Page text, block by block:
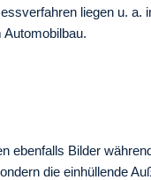
liegen u.
ebenfalls Bilder
die einhüllende